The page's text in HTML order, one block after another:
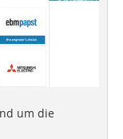
um die